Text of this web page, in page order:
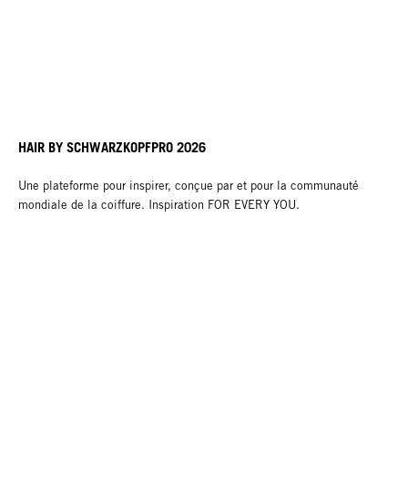
HAIR BY SCHWARZKOPFPRO 2026
Une plateforme pour inspirer, conçue par et pour la communauté
mondiale de la coiffure. Inspiration FOR EVERY YOU.